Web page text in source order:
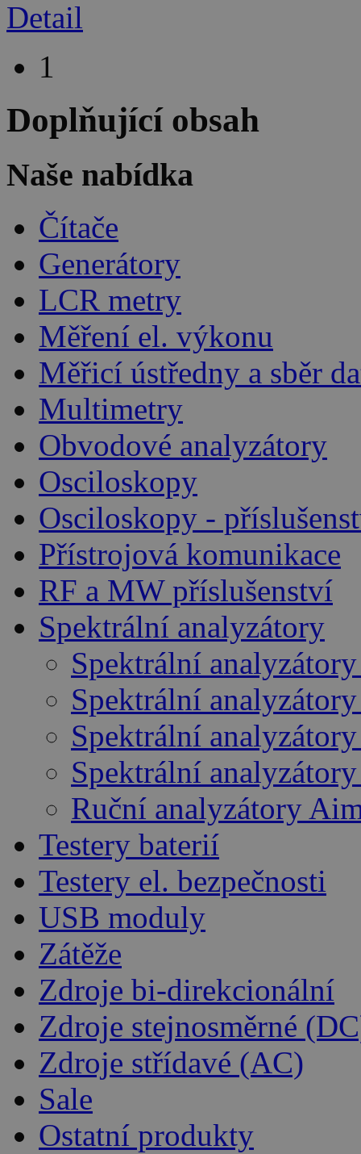
Detail
1
Doplňující obsah
Naše nabídka
Čítače
Generátory
LCR metry
Měření el. výkonu
Měřicí ústředny a sběr
Multimetry
Obvodové analyzátory
Osciloskopy
Osciloskopy -
Přístrojová komunikace
RF a MW příslušenství
Spektrální analyzátory
Spektrální
Spektrální
Spektrální
Spektrální
Ruční analyzátory
Testery baterií
Testery el. bezpečnosti
USB moduly
Zátěže
Zdroje bi-direkcionální
Zdroje stejnosměrné
Zdroje střídavé (AC)
Sale
Ostatní produkty